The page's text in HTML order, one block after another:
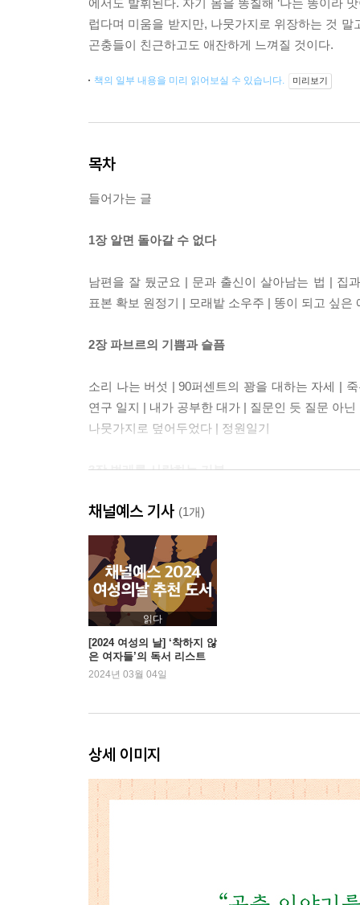
에서도 발휘된다. 자기 몸을 똥칠해 ‘나는 똥이라
럽다며 미움을 받지만, 나뭇가지로 위장하는 것
곤충들이 친근하고도 애잔하게 느껴질 것이다.
책의 일부 내용을 미리 읽어보실 수 있습니다. 미리보기
목차
들어가는 글
1장 알면 돌아갈 수 없다
남편을 잘 뒀군요 | 문과 출신이 살아남는 법 | 집
표본 확보 원정기 | 모래밭 소우주 | 똥이 되고 싶은
2장 파브르의 기쁨과 슬픔
소리 나는 버섯 | 90퍼센트의 꽝을 대하는 자세 |
연구 일지 | 내가 공부한 대가 | 질문인 듯 질문 아
나뭇가지로 덮어두었다 | 정원일기
3장 벌레를 사랑하는 기분
호불호가 없다는 것 | 다시 만난 세계 | 울고 싶지
혐오에 대하여 | 거저리 쿠키의 맛 | 해롭지도 유익
채널예스 기사 (1개)
읽다
[2024 여성의 날] ‘착하지 않
은 여자들’의 독서 리스트
2024년 03월 04일
상세 이미지